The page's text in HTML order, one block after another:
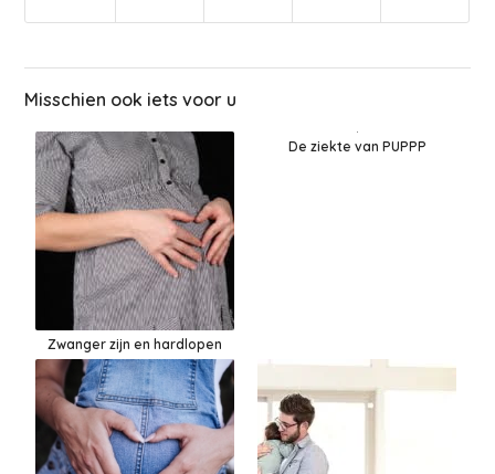
Misschien ook iets voor u
Zwanger zijn en hardlopen
De ziekte van PUPPP